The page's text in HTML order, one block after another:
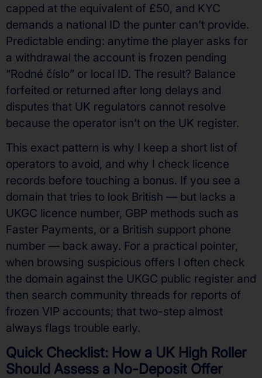
capped at the equivalent of £50, and KYC
demands a national ID the punter can’t provide.
Predictable ending: anytime the player asks for
a withdrawal the account is frozen pending
“Rodné číslo” or local ID. The result? Balance
forfeited or returned after long delays and
disputes that UK regulators cannot resolve
because the operator isn’t on the UK register.
This exact pattern is why I keep a short list of
operators to avoid, and why I check licence
records before touching a bonus. If you see a
domain that tries to look British — but lacks a
UKGC licence number, GBP methods such as
Faster Payments, or a British support phone
number — back away. For a practical pointer,
when browsing suspicious offers I often check
the domain against the UKGC public register and
then search community threads for reports of
frozen VIP accounts; that two-step almost
always flags trouble early.
Quick Checklist: How a UK High Roller
Should Assess a No-Deposit Offer